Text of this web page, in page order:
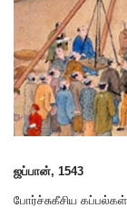
ஜப்பான், 1543
போர்ச்சுகீசிய